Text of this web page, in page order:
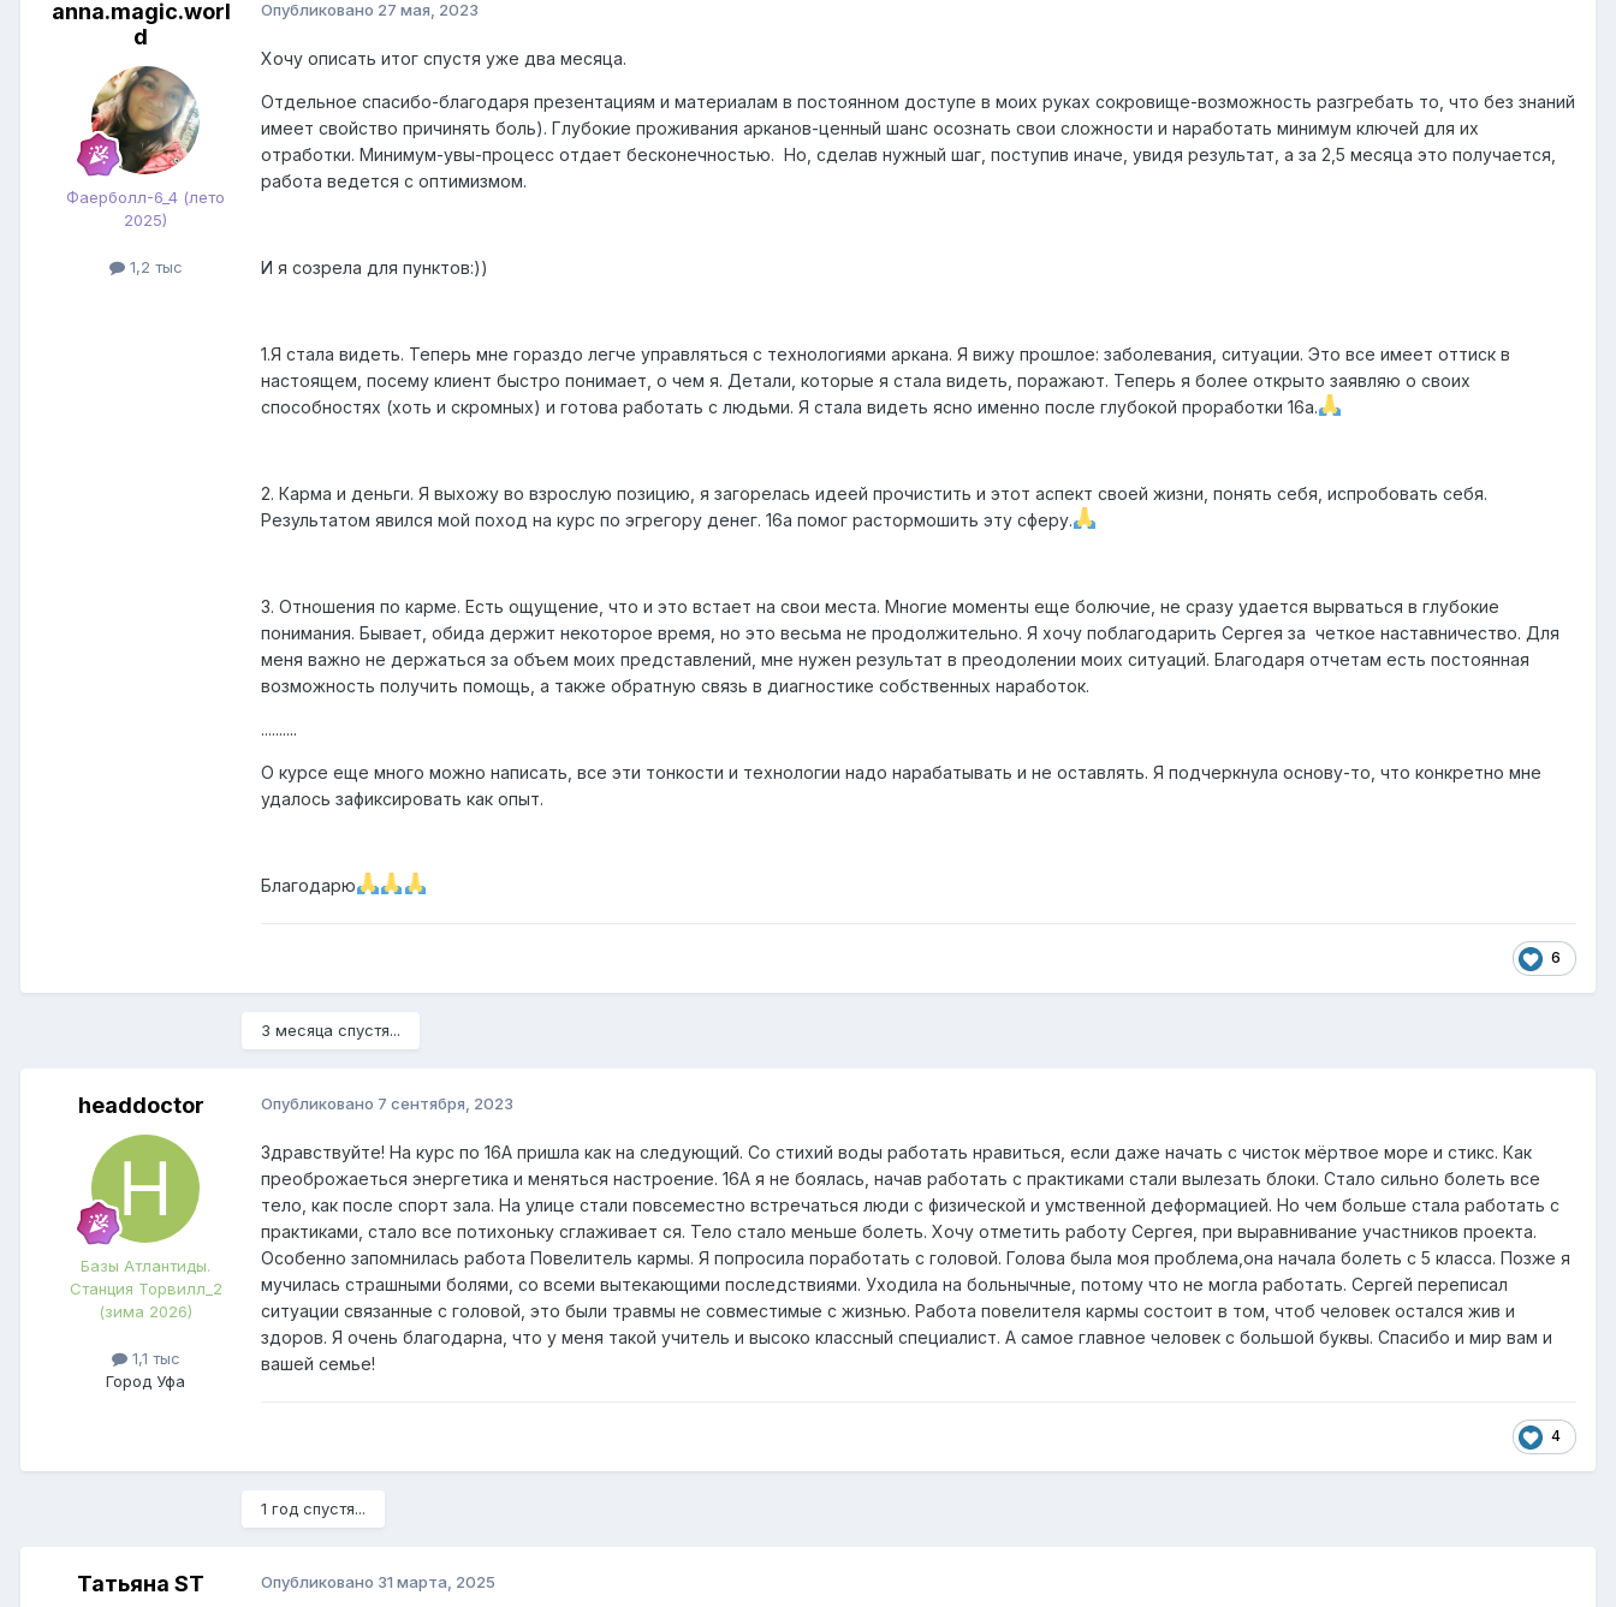
anna.magic.worl
d
Фаерболл-6_4 (лето
2025)
1,2 тыс
Опубликовано 27 мая, 2023
Хочу описать итог спустя уже два месяца.
Отдельное спасибо-благодаря презентациям и материалам в постоянном доступе в моих руках сокровище-возможность разгребать то, что без знаний
имеет свойство причинять боль). Глубокие проживания арканов-ценный шанс осознать свои сложности и наработать минимум ключей для их
отработки. Минимум-увы-процесс отдает бесконечностью. Но, сделав нужный шаг, поступив иначе, увидя результат, а за 2,5 месяца это получается,
работа ведется с оптимизмом.
И я созрела для пунктов:))
1.Я стала видеть. Теперь мне гораздо легче управляться с технологиями аркана. Я вижу прошлое: заболевания, ситуации. Это все имеет оттиск в
настоящем, посему клиент быстро понимает, о чем я. Детали, которые я стала видеть, поражают. Теперь я более открыто заявляю о своих
способностях (хоть и скромных) и готова работать с людьми. Я стала видеть ясно именно после глубокой проработки 16а.
2. Карма и деньги. Я выхожу во взрослую позицию, я загорелась идеей прочистить и этот аспект своей жизни, понять себя, испробовать себя.
Результатом явился мой поход на курс по эгрегору денег. 16а помог растормошить эту сферу.
3. Отношения по карме. Есть ощущение, что и это встает на свои места. Многие моменты еще болючие, не сразу удается вырваться в глубокие
понимания. Бывает, обида держит некоторое время, но это весьма не продолжительно. Я хочу поблагодарить Сергея за четкое наставничество. Для
меня важно не держаться за объем моих представлений, мне нужен результат в преодолении моих ситуаций. Благодаря отчетам есть постоянная
возможность получить помощь, а также обратную связь в диагностике собственных наработок.
..........
О курсе еще много можно написать, все эти тонкости и технологии надо нарабатывать и не оставлять. Я подчеркнула основу-то, что конкретно мне
удалось зафиксировать как опыт.
Благодарю
6
3 месяца спустя...
headdoctor
Базы Атлантиды.
Станция Торвилл_2
(зима 2026)
1,1 тыс
Город Уфа
Опубликовано 7 сентября, 2023
Здравствуйте! На курс по 16А пришла как на следующий. Со стихий воды работать нравиться, если даже начать с чисток мёртвое море и стикс. Как
преоброжаеться энергетика и меняться настроение. 16А я не боялась, начав работать с практиками стали вылезать блоки. Стало сильно болеть все
тело, как после спорт зала. На улице стали повсеместно встречаться люди с физической и умственной деформацией. Но чем больше стала работать с
практиками, стало все потихоньку сглаживает ся. Тело стало меньше болеть. Хочу отметить работу Сергея, при выравнивание участников проекта.
Особенно запомнилась работа Повелитель кармы. Я попросила поработать с головой. Голова была моя проблема,она начала болеть с 5 класса. Позже я
мучилась страшными болями, со всеми вытекающими последствиями. Уходила на больнычные, потому что не могла работать. Сергей переписал
ситуации связанные с головой, это были травмы не совместимые с жизнью. Работа повелителя кармы состоит в том, чтоб человек остался жив и
здоров. Я очень благодарна, что у меня такой учитель и высоко классный специалист. А самое главное человек с большой буквы. Спасибо и мир вам и
вашей семье!
4
1 год спустя...
Татьяна ST Опубликовано 31 марта, 2025